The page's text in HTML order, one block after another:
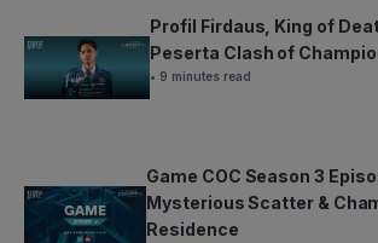
Profil Firdaus, King of
Peserta Clash of
• 9 minutes read
Game COC Season 3
Mysterious Scatter &
Residence